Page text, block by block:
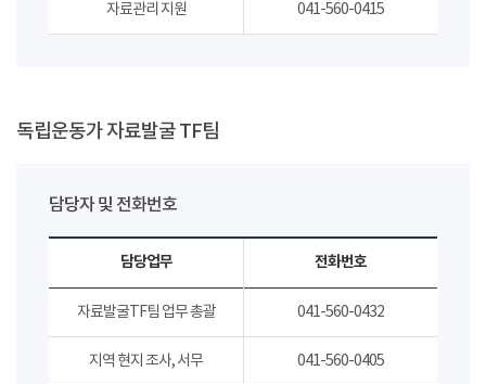
자료관리 지원 041-560-0415
독립운동가 자료발굴 TF팀
담당자 및 전화번호
담당업무 전화번호
자료발굴TF팀 업무 총괄 041-560-0432
지역 현지 조사, 서무 041-560-0405